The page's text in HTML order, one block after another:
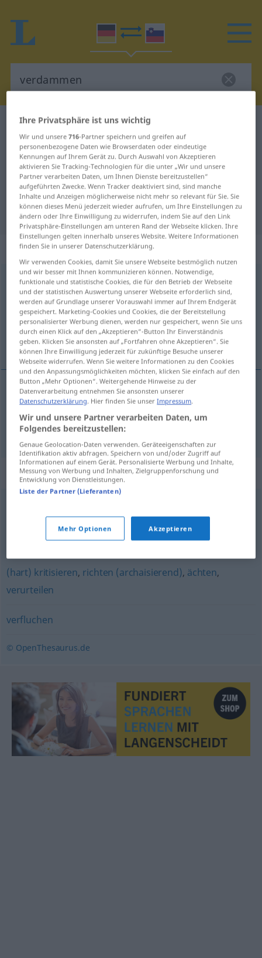
Deutsch-Slowenisch Wörterbuch
Deutsch-Slowenisch Übersetzung
für "verdammen"
"verdammen" Slowenisch
Übersetzung
„verdammen“
verdammen
Übersicht aller Übersetzungen
(Für mehr Details die Übersetzung anklicken/antippen)
obsójati <obsodíti>, prekléti
obsójati verdammen
preklétipf verdammen REL
Synonyme für "verdammen"
verfluchen,fluchen
(hart) kritisieren, richten (archaisierend), ächten,
verurteilen
verfluchen
© OpenThesaurus.de
Ihre Privatsphäre ist uns wichtig
Wir und unsere716-Partner speichern und greifen auf
personenbezogene Daten wie Browserdaten oder eindeutige
Kennungen auf Ihrem Gerät zu. Durch Auswahl von Akzeptieren
aktivieren Sie Tracking-Technologien für die unter „Wir und unsere
Partner verarbeiten Daten, um Ihnen Dienste bereitzustellen“
aufgeführten Zwecke. Wenn Tracker deaktiviert sind, sind manche
Inhalte und Anzeigen möglicherweise nicht mehr so relevant für Sie. Sie
können dieses Menü jederzeit wieder aufrufen, um Ihre Einstellungen zu
ändern oder Ihre Einwilligung zu widerrufen, indem Sie auf den Link
Privatsphäre-Einstellungen am unteren Rand der Webseite klicken. Ihre
Einstellungen gelten innerhalb unseres Website. Weitere Informationen
finden Sie in unserer Datenschutzerklärung.
Wir verwenden Cookies, damit Sie unsere Webseite bestmöglich nutzen
und wir besser mit Ihnen kommunizieren können. Notwendige,
funktionale und statistische Cookies, die für den Betrieb der Webseite
und der statistischen Auswertung unserer Webseite erforderlich sind,
werden auf Grundlage unserer Vorauswahl immer auf Ihrem Endgerät
gespeichert. Marketing-Cookies und Cookies, die der Bereitstellung
personalisierter Werbung dienen, werden nur gespeichert, wenn Sie uns
durch einen Klick auf den „Akzeptieren“-Button Ihr Einverständnis
geben. Klicken Sie ansonsten auf „Fortfahren ohne Akzeptieren“. Sie
können Ihre Einwilligung jederzeit für zukünftige Besuche unserer
Webseite widerrufen. Wenn Sie weitere Informationen zu den Cookies
und den Anpassungsmöglichkeiten möchten, klicken Sie einfach auf den
Button „Mehr Optionen“. Weitergehende Hinweise zu der
Datenverarbeitung entnehmen Sie ansonsten unserer
Datenschutzerklärung. Hier finden Sie unserImpressum.
Wir und unsere Partner verarbeiten Daten, um
Folgendes bereitzustellen:
Genaue Geolocation-Daten verwenden. Geräteeigenschaften zur
Identifikation aktiv abfragen. Speichern von und/oder Zugriff auf
Informationen auf einem Gerät. Personalisierte Werbung und Inhalte,
Messung von Werbung und Inhalten, Zielgruppenforschung und
Entwicklung von Dienstleistungen.
Liste der Partner (Lieferanten)
Mehr Optionen Akzeptieren